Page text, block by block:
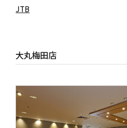
JTB
大丸梅田店